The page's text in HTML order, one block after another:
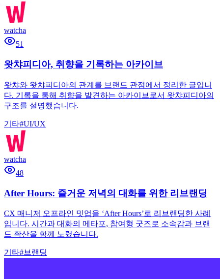
watcha
51
왓챠피디아, 취향을 기록하는 아카이브
왓챠와 왓챠피디아의 관계를 브랜드 관점에서 정리한 글입니
다. 기록을 통해 취향을 발견하는 아카이브로서 왓챠피디아의
구조를 설명했습니다.
기타#UI/UX
watcha
48
After Hours: 즐거운 저녁의 대화를 위한 리브랜딩
CX 매니저 오프라인 밋업을 ‘After Hours’로 리브랜딩한 사례
입니다. 시간과 대화의 메타포, 참여형 굿즈로 소속감과 브랜
드 확산을 함께 노렸습니다.
기타#브랜딩